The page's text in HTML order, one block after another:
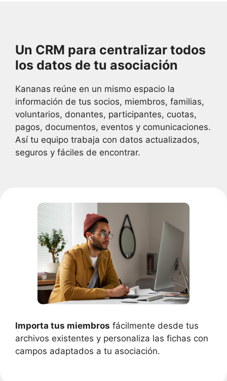
Un CRM para centralizar todos
los datos de tu asociación
Kananas reúne en un mismo espacio la
información de tus socios, miembros, familias,
voluntarios, donantes, participantes, cuotas,
pagos, documentos, eventos y comunicaciones.
Así tu equipo trabaja con datos actualizados,
seguros y fáciles de encontrar.
Importa tus miembros fácilmente desde tus
archivos existentes y personaliza las fichas con
campos adaptados a tu asociación.